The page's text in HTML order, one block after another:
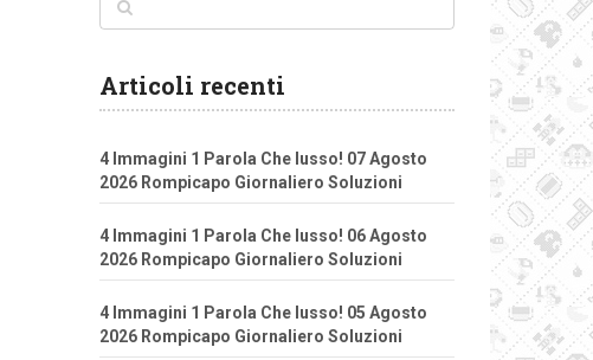
Articoli recenti
4 Immagini 1 Parola Che lusso! 07 Agosto
2026 Rompicapo Giornaliero Soluzioni
4 Immagini 1 Parola Che lusso! 06 Agosto
2026 Rompicapo Giornaliero Soluzioni
4 Immagini 1 Parola Che lusso! 05 Agosto
2026 Rompicapo Giornaliero Soluzioni